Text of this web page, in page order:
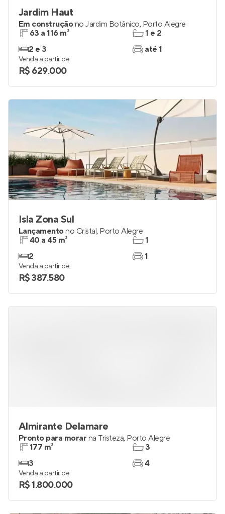
Jardim Haut
Em construçãono Jardim Botânico, Porto Alegre
63 a 116 m²
2 e 3
1 e 2
até 1
Venda a partir de
R$ 629.000
Isla Zona Sul
Lançamentono Cristal, Porto Alegre
40 a 45 m²
2
1
1
Venda a partir de
R$ 387.580
Almirante Delamare
Pronto para morar na Tristeza, Porto Alegre
177 m²
3
3
4
Venda a partir de
R$ 1.800.000